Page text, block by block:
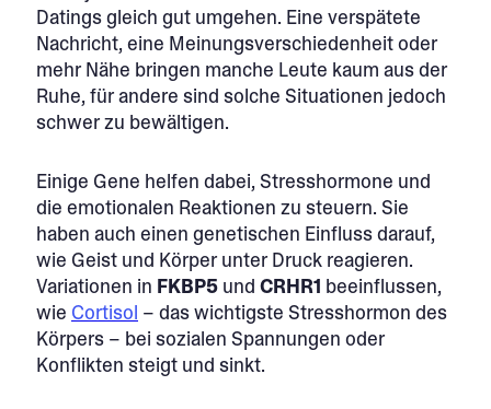
Datings gleich gut umgehen. Eine verspätete
Nachricht, eine Meinungsverschiedenheit oder
mehr Nähe bringen manche Leute kaum aus der
Ruhe, für andere sind solche Situationen jedoch
schwer zu bewältigen.
Einige Gene helfen dabei, Stresshormone und
die emotionalen Reaktionen zu steuern. Sie
haben auch einen genetischen Einfluss darauf,
wie Geist und Körper unter Druck reagieren.
Variationen in FKBP5 und CRHR1 beeinflussen,
wie Cortisol – das wichtigste Stresshormon des
Körpers – bei sozialen Spannungen oder
Konflikten steigt und sinkt.